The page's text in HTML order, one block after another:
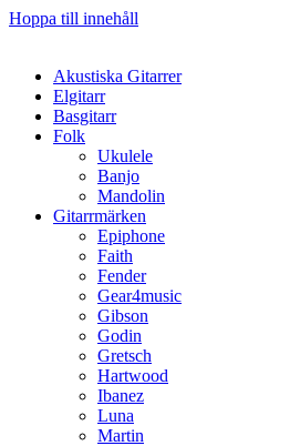
Hoppa till innehåll
Akustiska Gitarrer
Elgitarr
Basgitarr
Folk
Ukulele
Banjo
Mandolin
Gitarrmärken
Epiphone
Faith
Fender
Gear4music
Gibson
Godin
Gretsch
Hartwood
Ibanez
Luna
Martin